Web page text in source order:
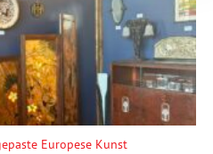
Europese Kunst